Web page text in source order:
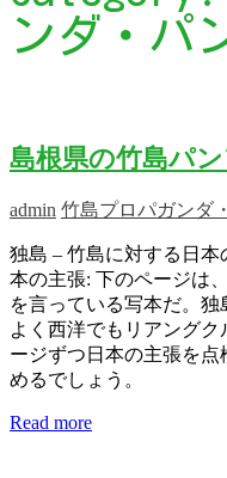
ンダ・パ
島根県の竹島パ
admin 竹島プロパガンダ
独島 – 竹島に対する日本
本の主張: 下のページは
を言っている写本だ。独
よく西洋でもリアング
ージずつ日本の主張を
めるでしょう。
Read more